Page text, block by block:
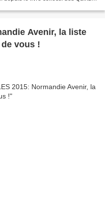
Avenir, la liste
vous !